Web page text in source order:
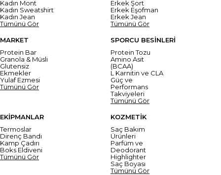
Kadın Mont
Kadın Sweatshirt
Kadın Jean
Tümünü Gör
Erkek Şort
Erkek Eşofman
Erkek Jean
Tümünü Gör
MARKET
Protein Bar
Granola & Müsli
Glutensiz
Ekmekler
Yulaf Ezmesi
Tümünü Gör
SPORCU BESİNLERİ
Protein Tozu
Amino Asit
(BCAA)
L Karnitin ve CLA
Güç ve
Performans
Takviyeleri
Tümünü Gör
EKİPMANLAR
Termoslar
Direnç Bandı
Kamp Çadırı
Boks Eldiveni
Tümünü Gör
KOZMETİK
Saç Bakım
Ürünleri
Parfüm ve
Deodorant
Highlighter
Saç Boyası
Tümünü Gör